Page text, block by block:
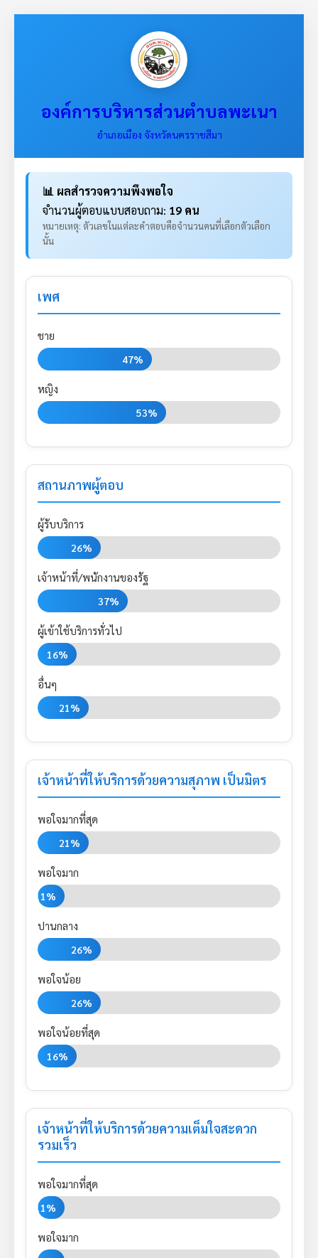
องค์การบริหารส่วนตำบลพะเนา
อำเภอเมือง จังหวัดนครราชสีมา
📊 ผลสำรวจความพึงพอใจ
จำนวนผู้ตอบแบบสอบถาม: 19 คน
หมายเหตุ: ตัวเลขในแต่ละคำตอบคือจำนวนคนที่เลือกตัวเลือก
นั้น
เพศ
ชาย
47%
หญิง
53%
สถานภาพผู้ตอบ
ผู้รับบริการ
26%
เจ้าหน้าที่/พนักงานของรัฐ
37%
ผู้เข้าใช้บริการทั่วไป
16%
อื่นๆ
21%
เจ้าหน้าที่ให้บริการด้วยความสุภาพ เป็นมิตร
พอใจมากที่สุด
21%
พอใจมาก
11%
ปานกลาง
26%
พอใจน้อย
26%
พอใจน้อยที่สุด
16%
เจ้าหน้าที่ให้บริการด้วยความเต็มใจสะดวก
รวมเร็ว
พอใจมากที่สุด
11%
พอใจมาก